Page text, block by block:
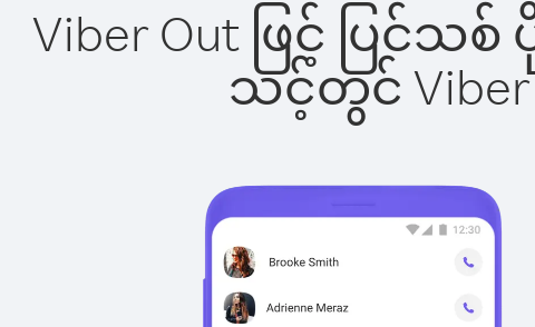
Viber Out ဖြင့် ပြင်
သင့်တွင်